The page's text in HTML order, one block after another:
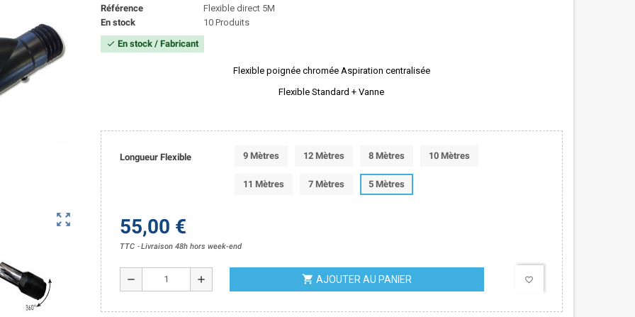
zoom_out_map
Référence
Flexible direct 5M
En stock
10 Produits
check En stock / Fabricant
Flexible poignée chromée Aspiration centralisée
Flexible Standard + Vanne
Longueur Flexible 9 Mètres 12 Mètres 8 Mètres 10 Mètres
11 Mètres 7 Mètres 5 Mètres
55,00 €
TTC Livraison 48h hors week-end
remove add shopping_cart AJOUTER AU PANIER favorite_border